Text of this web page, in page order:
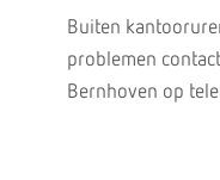
Buiten
problemen
Bernhoven op